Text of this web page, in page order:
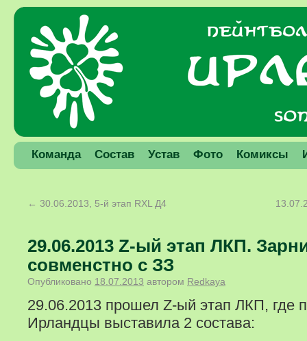
Команда Состав Устав Фото Комиксы
← 30.06.2013, 5-й этап RXL Д4
29.06.2013 Z-ый этап ЛКП.
совменстно с ЗЗ
Опубликовано 18.07.2013 автором Redkaya
29.06.2013 прошел Z-ый этап ЛКП, где
Ирландцы выставила 2 состава: